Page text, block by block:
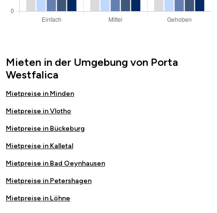
Mieten in der Umgebung von Porta
Westfalica
Mietpreise in Minden
Mietpreise in Vlotho
Mietpreise in Bückeburg
Mietpreise in Kalletal
Mietpreise in Bad Oeynhausen
Mietpreise in Petershagen
Mietpreise in Löhne